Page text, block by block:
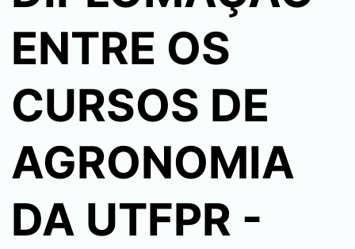
ENTRE OS
CURSOS DE
AGRONOMIA
DA UTFPR -